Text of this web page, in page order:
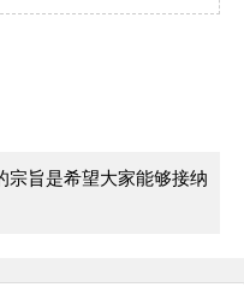
宗旨是希望大家能够接纳